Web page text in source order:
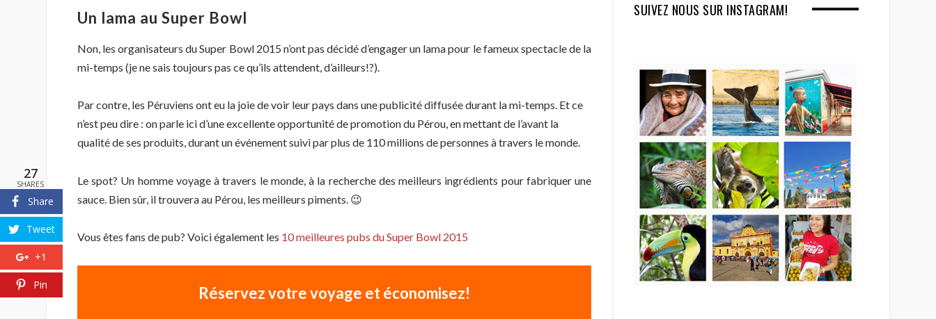
Un lama au Super Bowl
Non, les organisateurs du Super Bowl 2015 n’ont pas décidé d’engager un lama pour le fameux spectacle de la
mi-temps (je ne sais toujours pas ce qu’ils attendent, d’ailleurs!?).
Par contre, les Péruviens ont eu la joie de voir leur pays dans une publicité diffusée durant la mi-temps. Et ce
n’est peu dire : on parle ici d’une excellente opportunité de promotion du Pérou, en mettant de l’avant la
qualité de ses produits, durant un événement suivi par plus de 110 millions de personnes à travers le monde.
Le spot? Un homme voyage à travers le monde, à la recherche des meilleurs ingrédients pour fabriquer une
sauce. Bien sûr, il trouvera au Pérou, les meilleurs piments. 😉
Vous êtes fans de pub? Voici également les 10 meilleures pubs du Super Bowl 2015
Réservez votre voyage et économisez!
SUIVEZ NOUS SUR INSTAGRAM!
27
SHARES
Share
Tweet
+1
Pin